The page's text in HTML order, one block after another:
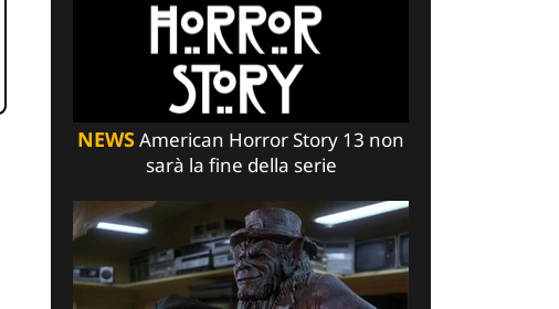
NEWSAmerican Horror Story 13 non
sarà la fine della serie